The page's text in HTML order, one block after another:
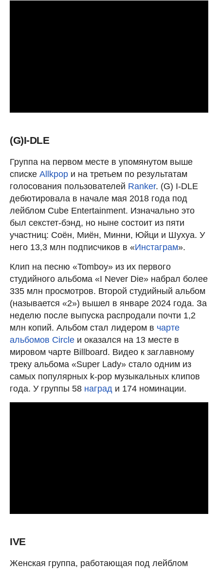
(G)I-DLE
Группа на первом месте в упомянутом выше
списке Allkpop и на третьем по результатам
голосования пользователей Ranker. (G) I-DLE
дебютировала в начале мая 2018 года под
лейблом Cube Entertainment. Изначально это
был секстет-бэнд, но ныне состоит из пяти
участниц: Соён, Миён, Минни, Юйци и Шухуа. У
него 13,3 млн подписчиков в «Инстаграм».
Клип на песню «Tomboy» из их первого
студийного альбома «I Never Die» набрал более
335 млн просмотров. Второй студийный альбом
(называется «2») вышел в январе 2024 года. За
неделю после выпуска распродали почти 1,2
млн копий. Альбом стал лидером в чарте
альбомов Circle и оказался на 13 месте в
мировом чарте Billboard. Видео к заглавному
треку альбома «Super Lady» стало одним из
самых популярных k-pop музыкальных клипов
года. У группы 58 наград и 174 номинации.
IVE
Женская группа, работающая под лейблом